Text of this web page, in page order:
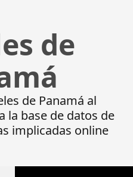
de
de Panamá al
la base de datos de
implicadas online